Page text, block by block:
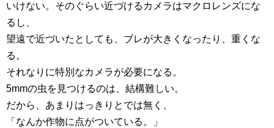
いけない。そのぐらい近づけるカメラはマクロレンズにな
るし、
望遠で近づいたとしても、ブレが大きくなったり、重くな
る。
それなりに特別なカメラが必要になる。
5mmの虫を見つけるのは、結構難しい。
だから、あまりはっきりとでは無く、
「なんか作物に点がついている。」